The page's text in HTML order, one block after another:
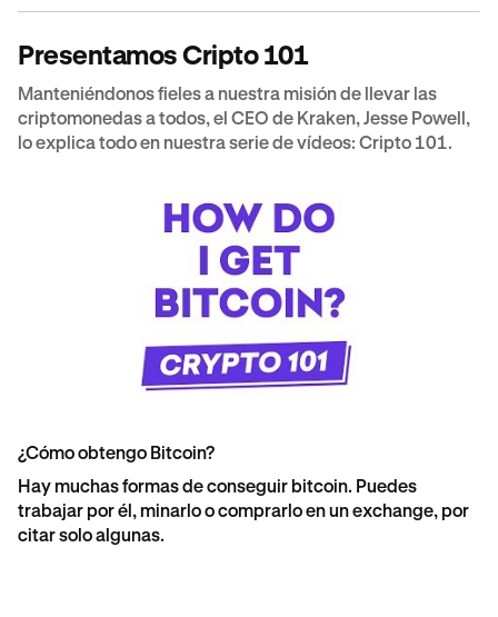
Presentamos Cripto 101
Manteniéndonos fieles a nuestra misión de llevar las
criptomonedas a todos, el CEO de Kraken, Jesse Powell,
lo explica todo en nuestra serie de vídeos: Cripto 101.
¿Cómo obtengo Bitcoin?
Hay muchas formas de conseguir bitcoin. Puedes
trabajar por él, minarlo o comprarlo en un exchange, por
citar solo algunas.